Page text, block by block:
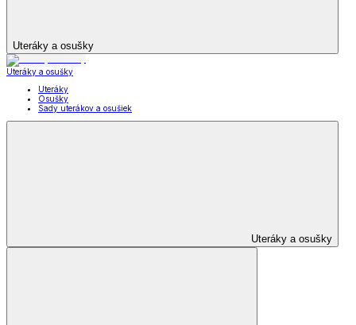
Uteráky a osušky
Uteráky a osušky
Uteráky
Osušky
Sady uterákov a osušiek
Uteráky a osušky